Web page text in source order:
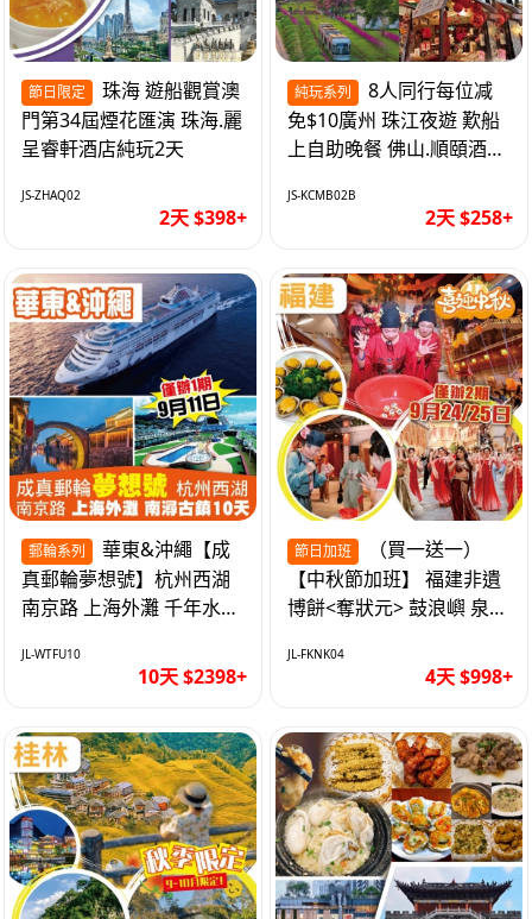
節日限定
門第34屆煙花匯演 珠海.麗
呈睿軒酒店純玩2天
JS-ZHAQ02
2天 $398+
純玩系列
免$10廣州 珠江夜遊 歎船
上自助晚餐 佛山.順頤酒店
JS-KCMB02B
2天 $258+
郵輪系列
真郵輪夢想號】杭州西湖
南京路 上海外灘 千年水鄉
自費10天
JL-WTFU10
10天 $2398+
節日加班
【中秋節加班】 福建非遺
博餅<奪狀元> 鼓浪嶼 泉州
車超值4天
JL-FKNK04
4天 $998+